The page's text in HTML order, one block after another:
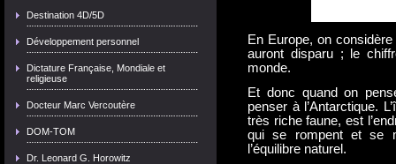
Destination 4D/5D
Développement personnel
Dictature Française, Mondiale et
religieuse
Docteur Marc Vercoutère
DOM-TOM
Dr. Leonard G. Horowitz
En Europe, on
auront disparu ; le
monde.
Et donc quand on
penser à l’Antarctique.
très riche faune, est
qui se rompent et se
l’équilibre naturel.